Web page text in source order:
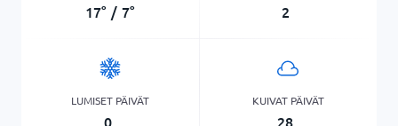
17° / 7° 2
LUMISET PÄIVÄT
0
KUIVAT PÄIVÄT
28